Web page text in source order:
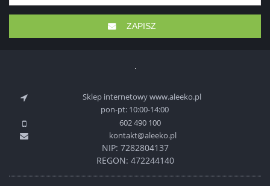
ZAPISZ
Sklep internetowy www.aleeko.pl
pon-pt: 10:00-14:00
602 490 100
kontakt@aleeko.pl
NIP: 7282804137
REGON: 472244140